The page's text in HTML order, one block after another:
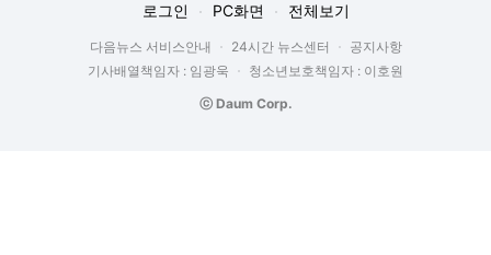
로그인 PC화면 전체보기
다음뉴스 서비스안내 24시간 뉴스센터
공지사항
기사배열책임자 : 임광욱
청소년보호책임자 : 이호원
ⓒ Daum Corp.